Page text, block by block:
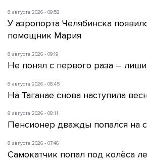
8 августа 2026 - 09:52
У аэропорта Челябинска
помощник Мария
8 августа 2026 - 09:19
Не понял с первого раза –
8 августа 2026 - 08:45
На Таганае снова наступила
8 августа 2026 - 08:11
Пенсионер дважды попался на
8 августа 2026 - 07:46
Самокатчик попал под колёса